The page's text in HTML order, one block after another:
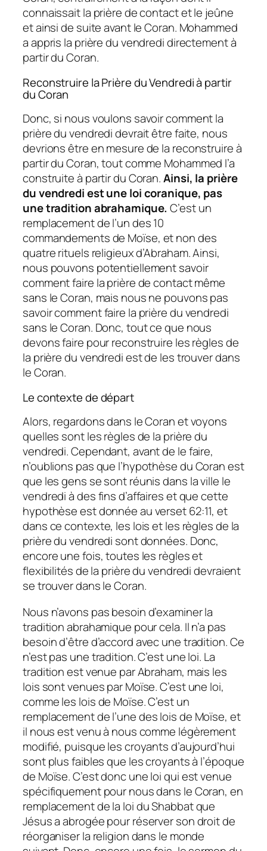
connaissait la prière de contact et le jeûne
et ainsi de suite avant le Coran. Mohammed
a appris la prière du vendredi directement à
partir du Coran.
Reconstruire la Prière du Vendredi à partir
du Coran
Donc, si nous voulons savoir comment la
prière du vendredi devrait être faite, nous
devrions être en mesure de la reconstruire à
partir du Coran, tout comme Mohammed l’a
construite à partir du Coran.Ainsi, la prière
du vendredi est une loi coranique, pas
une tradition abrahamique. C’est un
remplacement de l’un des 10
commandements de Moïse, et non des
quatre rituels religieux d’Abraham. Ainsi,
nous pouvons potentiellement savoir
comment faire la prière de contact même
sans le Coran, mais nous ne pouvons pas
savoir comment faire la prière du vendredi
sans le Coran. Donc, tout ce que nous
devons faire pour reconstruire les règles de
la prière du vendredi est de les trouver dans
le Coran.
Le contexte de départ
Alors, regardons dans le Coran et voyons
quelles sont les règles de la prière du
vendredi. Cependant, avant de le faire,
n’oublions pas que l’hypothèse du Coran est
que les gens se sont réunis dans la ville le
vendredi à des fins d’affaires et que cette
hypothèse est donnée au verset 62:11, et
dans ce contexte, les lois et les règles de la
prière du vendredi sont données. Donc,
encore une fois, toutes les règles et
flexibilités de la prière du vendredi devraient
se trouver dans le Coran.
Nous n’avons pas besoin d’examiner la
tradition abrahamique pour cela. Il n’a pas
besoin d’être d’accord avec une tradition. Ce
n’est pas une tradition. C’est une loi. La
tradition est venue par Abraham, mais les
lois sont venues par Moïse. C’est une loi,
comme les lois de Moïse. C’est un
remplacement de l’une des lois de Moïse, et
il nous est venu à nous comme légèrement
modifié, puisque les croyants d’aujourd’hui
sont plus faibles que les croyants à l’époque
de Moïse. C’est donc une loi qui est venue
spécifiquement pour nous dans le Coran, en
remplacement de la loi du Shabbat que
Jésus a abrogée pour réserver son droit de
réorganiser la religion dans le monde